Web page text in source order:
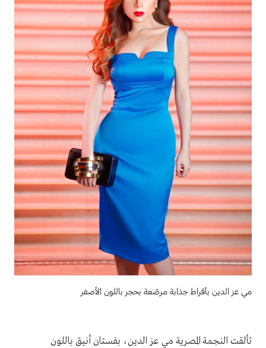
مي عز الدين بأقراط جذابة مرصّعة بحجر باللون الأصفر
تألقت النجمة المصرية مي عز الدين، بفستان أنيق باللون